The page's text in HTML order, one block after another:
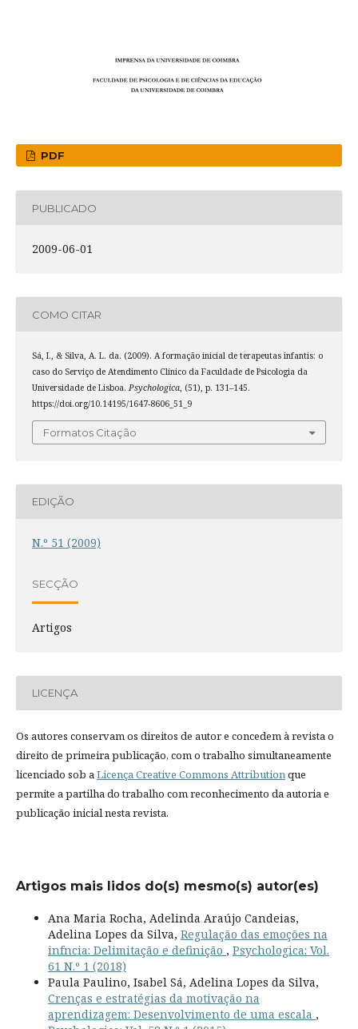
PDF
PUBLICADO
2009-06-01
COMO CITAR
Sá, I., & Silva, A. L. da. (2009). A formação inicial de terapeutas infantis: o
caso do Serviço de Atendimento Clínico da Faculdade de Psicologia da
Universidade de Lisboa. Psychologica, (51), p. 131–145.
https://doi.org/10.14195/1647-8606_51_9
Formatos Citação
EDIÇÃO
N.º 51 (2009)
SECÇÃO
Artigos
LICENÇA
Os autores conservam os direitos de autor e concedem à revista o
direito de primeira publicação, com o trabalho simultaneamente
licenciado sob aLicença Creative Commons Attributionque
permite a partilha do trabalho com reconhecimento da autoria e
publicação inicial nesta revista.
Artigos mais lidos do(s) mesmo(s) autor(es)
Ana Maria Rocha, Adelinda Araújo Candeias,
Adelina Lopes da Silva, Regulação das emoções na
infncia: Delimitação e definição , Psychologica: Vol.
61 N.º 1 (2018)
Paula Paulino, Isabel Sá, Adelina Lopes da Silva,
Crenças e estratégias da motivação na
aprendizagem: Desenvolvimento de uma escala ,